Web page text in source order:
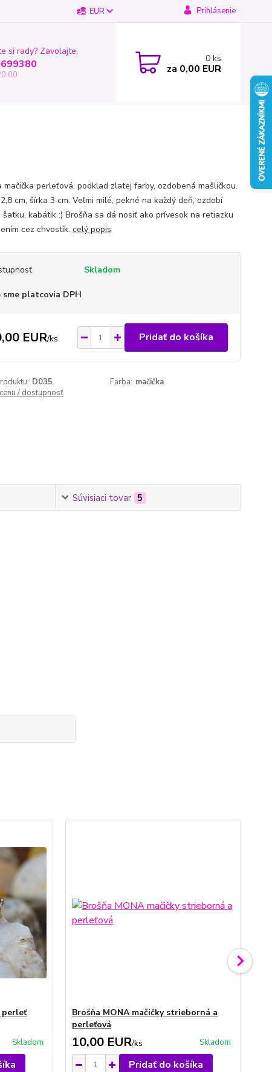
EUR Prihlásenie
si rady? Zavolajte.
0 ks
za 0,00 EUR
mačička perleťová, podklad zlatej farby, ozdobená mašličkou.
cm, šírka 3 cm. Veľmi milé, pekné na každý deň, ozdobí
šatku, kabátik :) Brošňa sa dá nosiť ako prívesok na retiazku
cez chvostík. celý popis
Skladom
sme platcovia DPH
EUR/ks Pridať do košíka
D035 Farba: mačička
/ dostupnosť
Súvisiaci tovar 5
perleť
Skladom
Brošňa MONA mačičky strieborná a
perleťová
10,00 EUR/ks Skladom
Pridať do košíka